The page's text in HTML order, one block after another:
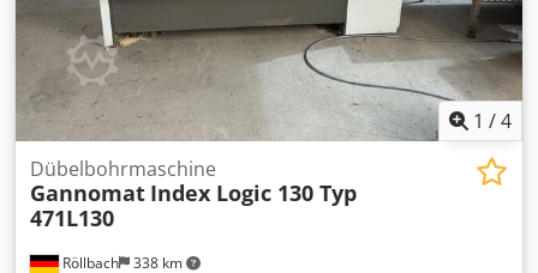
Edelstahlbehälter für 5 kg Leim sowie- 1 Edelstahlbehälter
für 5 l Wasser zum Spüleninkl. 1 Pistole für Dübel Ø mm
Dübellänge 25 - 50 mm voreingestellt auf 35mm
Eintreibüberstand 7 - 20 mm Lagerort: Nattheim Crjdozktq
Ijpfx Aizof
1 /4
Röllbach 338 km
Dübelbohrmaschine
Gannomat Index Logic 130 Typ
471L130